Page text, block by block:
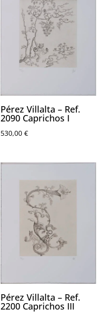
Pérez Villalta – Ref.
2090 Caprichos I
530,00€
Pérez Villalta – Ref.
2200 Caprichos III